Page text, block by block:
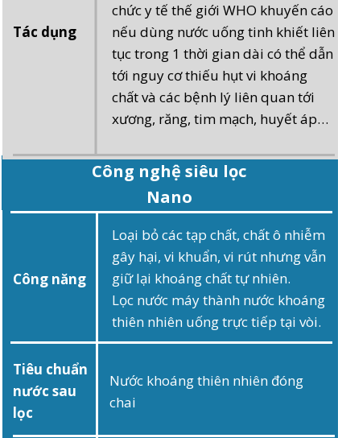
Công nghệ siêu lọc
Nano
Công năng
Loại bỏ các tạp chất, chất ô nhiễm
gây hại, vi khuẩn, vi rút nhưng vẫn
giữ lại khoáng chất tự nhiên.
Lọc nước máy thành nước khoáng
thiên nhiên uống trực tiếp tại vòi.
Tiêu chuẩn
nước sau
lọc
Nước khoáng thiên nhiên đóng
chai
Tác dụng
chức y tế thế giới WHO khuyến cáo
nếu dùng nước uống tinh khiết liên
tục trong 1 thời gian dài có thể dẫn
tới nguy cơ thiếu hụt vi khoáng
chất và các bệnh lý liên quan tới
xương, răng, tim mạch, huyết áp…